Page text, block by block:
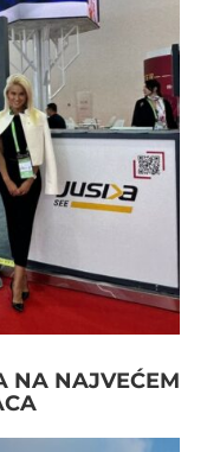
NA NAJVEĆEM